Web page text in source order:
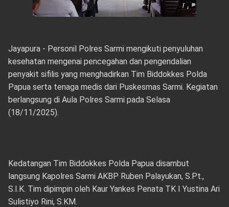
Jayapura - Personil Polres Sarmi mengikuti penyuluhan
kesehatan mengenai pencegahan dan pengendalian
penyakit sifilis yang menghadirkan Tim Biddokkes Polda
Papua serta tenaga medis dari Puskesmas Sarmi. Kegiatan
berlangsung di Aula Polres Sarmi pada Selasa
(18/11/2025).
Kedatangan Tim Biddokkes Polda Papua disambut
langsung Kapolres Sarmi AKBP Ruben Palayukan, S.Pt.,
S.I.K. Tim dipimpin oleh Kaur Yankes Penata TK I Yustina Ari
Sulistiyo Rini, S.KM.